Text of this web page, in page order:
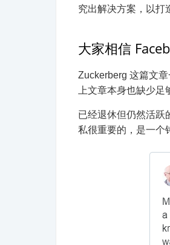
究出解决方案，以打
大家相信
Zuckerberg 这篇文
上文章本身也缺少
已经退休但仍然活跃
私很重要的，是一个